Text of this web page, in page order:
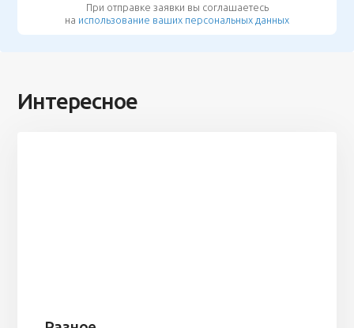
При отправке заявки вы соглашаетесь
на использование ваших персональных данных
Интересное